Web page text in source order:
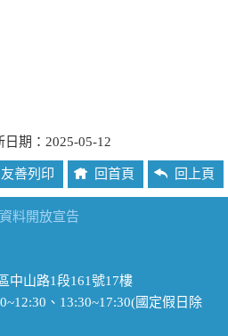
期：2025-05-12
友善列印 回首頁 回上頁
料開放宣告
中山路1段161號17樓
、13:30~17:30(國定假日除